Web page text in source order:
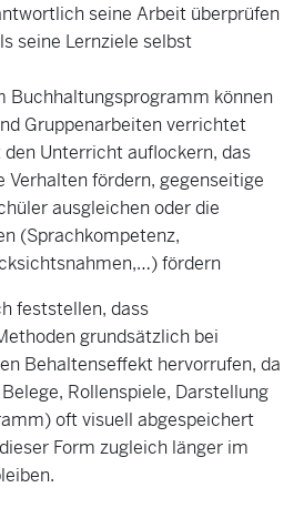
seine Arbeit überprüfen
seine Lernziele selbst
Buchhaltungsprogramm können
Gruppenarbeiten verrichtet
Unterricht auflockern, das
fördern, gegenseitige
ausgleichen oder die
(Sprachkompetenz,
fördern
feststellen, dass
grundsätzlich bei
Behaltenseffekt hervorrufen, da
Rollenspiele, Darstellung
oft visuell abgespeichert
Form zugleich länger im